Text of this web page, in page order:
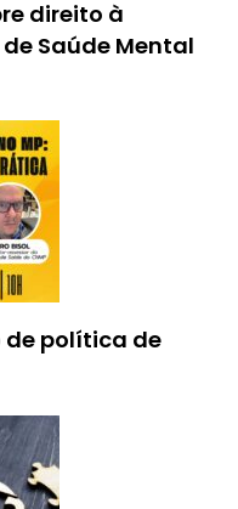
direito à
Saúde Mental
de política de